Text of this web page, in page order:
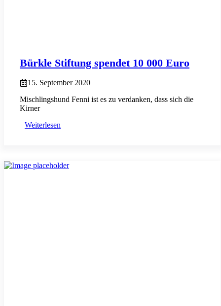
Bürkle Stiftung spendet 10 000 Euro
15. September 2020
Mischlingshund Fenni ist es zu verdanken, dass sich die
Kirner
Weiterlesen